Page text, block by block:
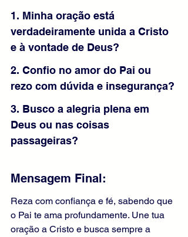
1. Minha oração está
verdadeiramente unida a Cristo
e à vontade de Deus?
2. Confio no amor do Pai ou
rezo com dúvida e insegurança?
3. Busco a alegria plena em
Deus ou nas coisas
passageiras?
Mensagem Final:
Reza com confiança e fé, sabendo que
o Pai te ama profundamente. Une tua
oração a Cristo e busca sempre a